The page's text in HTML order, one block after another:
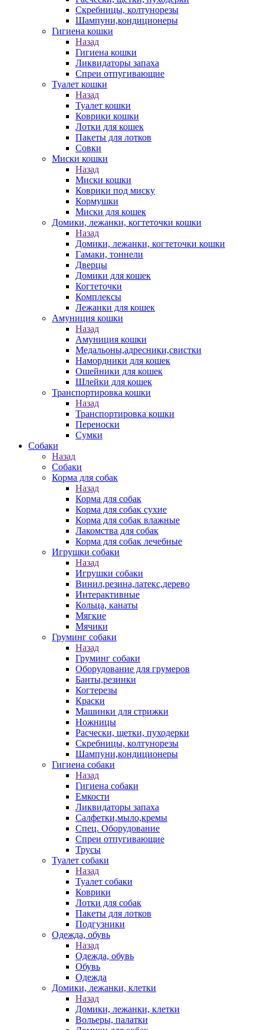
Скребницы, колтунорезы
Шампуни,кондиционеры
Гигиена кошки
Назад
Гигиена кошки
Ликвидаторы запаха
Спреи отпугивающие
Туалет кошки
Назад
Туалет кошки
Коврики кошки
Лотки для кошек
Пакеты для лотков
Совки
Миски кошки
Назад
Миски кошки
Коврики под миску
Кормушки
Миски для кошек
Домики, лежанки, когтеточки кошки
Назад
Домики, лежанки, когтеточки кошки
Гамаки, тоннели
Дверцы
Домики для кошек
Когтеточки
Комплексы
Лежанки для кошек
Амуниция кошки
Назад
Амуниция кошки
Медальоны,адресники,свистки
Намордники для кошек
Ошейники для кошек
Шлейки для кошек
Транспортировка кошки
Назад
Транспортировка кошки
Переноски
Сумки
Собаки
Назад
Собаки
Корма для собак
Назад
Корма для собак
Корма для собак сухие
Корма для собак влажные
Лакомства для собак
Корма для собак лечебные
Игрушки собаки
Назад
Игрушки собаки
Винил,резина,латекс,дерево
Интерактивные
Кольца, канаты
Мягкие
Мячики
Груминг собаки
Назад
Груминг собаки
Оборудование для грумеров
Банты,резинки
Когтерезы
Краски
Машинки для стрижки
Ножницы
Расчески, щетки, пуходерки
Скребницы, колтунорезы
Шампуни,кондиционеры
Гигиена собаки
Назад
Гигиена собаки
Емкости
Ликвидаторы запаха
Салфетки,мыло,кремы
Спец. Оборудование
Спреи отпугивающие
Трусы
Туалет собаки
Назад
Туалет собаки
Коврики
Лотки для собак
Пакеты для лотков
Подгузники
Одежда, обувь
Назад
Одежда, обувь
Обувь
Одежда
Домики, лежанки, клетки
Назад
Домики, лежанки, клетки
Вольеры, палатки